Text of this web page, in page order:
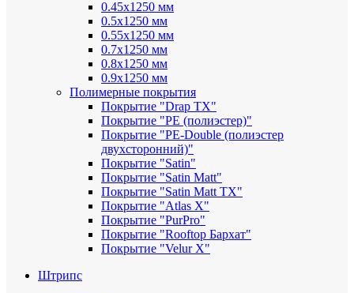
0.45х1250 мм
0.5х1250 мм
0.55х1250 мм
0.7х1250 мм
0.8х1250 мм
0.9х1250 мм
Полимерные покрытия
Покрытие "Drap TX"
Покрытие "PE (полиэстер)"
Покрытие "PE-Double (полиэстер
двухсторонний)"
Покрытие "Satin"
Покрытие "Satin Мatt"
Покрытие "Satin Matt TX"
Покрытие "Atlas X"
Покрытие "PurPro"
Покрытие "Rooftop Бархат"
Покрытие "Velur X"
Штрипс